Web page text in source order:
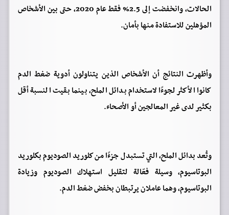
الحالات، وانخفضت إلى 2.5% فقط عام 2020، حتى بين الأشخاص
المؤهلين للاستفادة منها بأمان.
وأظهرت النتائج أن الأشخاص الذين يتناولون أدوية ضغط الدم
كانوا الأكثر لجوءًا لاستخدام بدائل الملح، بينما بقيت النسبة أقل
بكثير لدى غير المعالجين أو الأصحاء.
وتُعد بدائل الملح، التي تستبدل جزءًا من كلوريد الصوديوم بكلوريد
البوتاسيوم، وسيلة فعّالة لتقليل استهلاك الصوديوم وزيادة
البوتاسيوم، وهما عاملان يرتبطان بخفض ضغط الدم.